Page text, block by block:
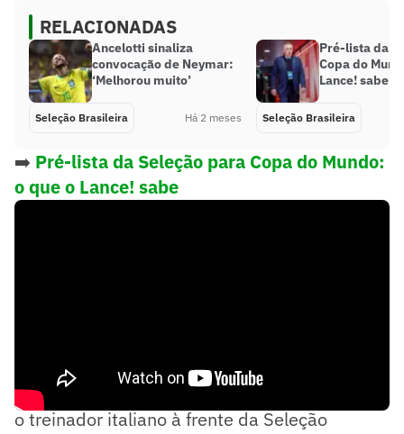
RELACIONADAS
Ancelotti sinaliza
convocação de Neymar:
‘Melhorou muito’
Seleção Brasileira Há 2 meses
Pré-lista da
Copa do
Lance! sabe
Seleção Brasileira
➡️ Pré-lista da Seleção para Copa do Mundo:
o que o Lance! sabe
Xaud afirmou que a intenção da CBF é manter
o treinador italiano à frente da Seleção